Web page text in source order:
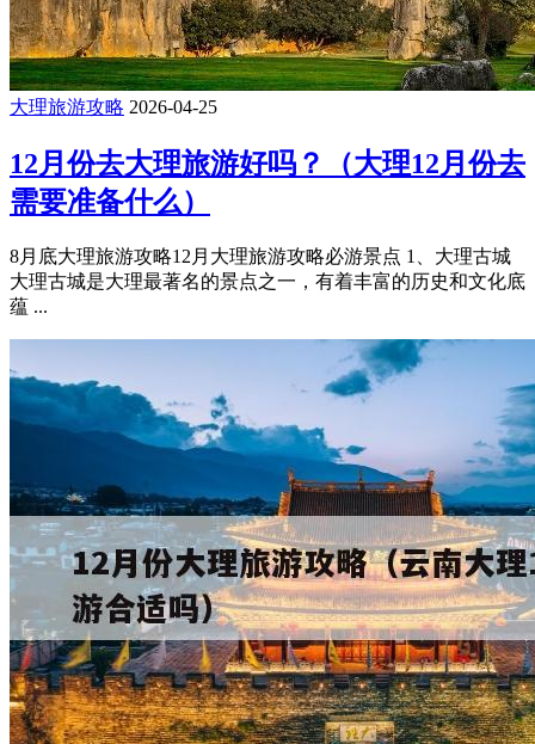
大理旅游攻略 2026-04-25
12月份去大理旅游好吗？（大理12月份去
需要准备什么）
8月底大理旅游攻略12月大理旅游攻略必游景点 1、大理古城
大理古城是大理最著名的景点之一，有着丰富的历史和文化底
蕴 ...